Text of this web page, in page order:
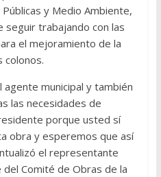
y Medio Ambiente,
seguir trabajando con las
el mejoramiento de la
colonos.
municipal y también
las necesidades de
porque usted sí
obra y esperemos que así
el representante
Comité de Obras de la